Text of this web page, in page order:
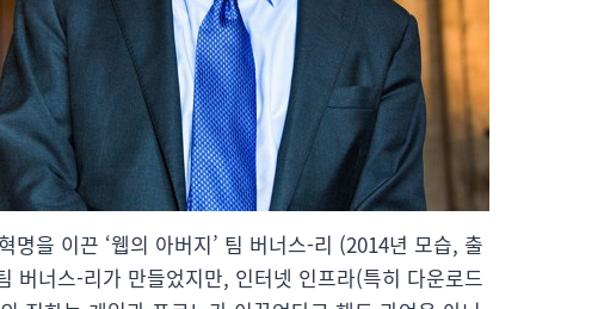
명을 이끈 ‘웹의 아버지’ 팀 버너스-리 (2014년 모습, 출
버너스-리가 만들었지만, 인터넷 인프라(특히 다운로드